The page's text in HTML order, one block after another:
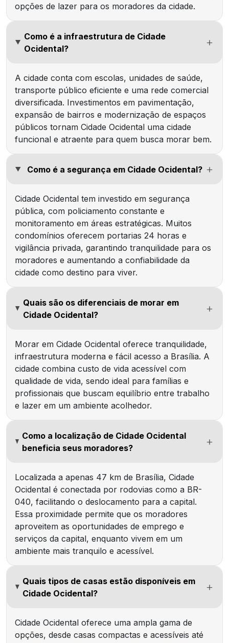
opções de lazer para os moradores da cidade.
Como é a infraestrutura de Cidade
Ocidental?
A cidade conta com escolas, unidades de saúde,
transporte público eficiente e uma rede comercial
diversificada. Investimentos em pavimentação,
expansão de bairros e modernização de espaços
públicos tornam Cidade Ocidental uma cidade
funcional e atraente para quem busca morar bem.
Como é a segurança em Cidade Ocidental?
Cidade Ocidental tem investido em segurança
pública, com policiamento constante e
monitoramento em áreas estratégicas. Muitos
condomínios oferecem portarias 24 horas e
vigilância privada, garantindo tranquilidade para os
moradores e aumentando a confiabilidade da
cidade como destino para viver.
Quais são os diferenciais de morar em
Cidade Ocidental?
Morar em Cidade Ocidental oferece tranquilidade,
infraestrutura moderna e fácil acesso a Brasília. A
cidade combina custo de vida acessível com
qualidade de vida, sendo ideal para famílias e
profissionais que buscam equilíbrio entre trabalho
e lazer em um ambiente acolhedor.
Como a localização de Cidade Ocidental
beneficia seus moradores?
Localizada a apenas 47 km de Brasília, Cidade
Ocidental é conectada por rodovias como a BR-
040, facilitando o deslocamento para a capital.
Essa proximidade permite que os moradores
aproveitem as oportunidades de emprego e
serviços da capital, enquanto vivem em um
ambiente mais tranquilo e acessível.
Quais tipos de casas estão disponíveis em
Cidade Ocidental?
Cidade Ocidental oferece uma ampla gama de
opções, desde casas compactas e acessíveis até